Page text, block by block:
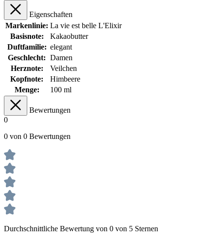
Eigenschaften
Markenlinie: La vie est belle L'Elixir
Basisnote:
Kakaobutter
Duftfamilie: elegant
Geschlecht: Damen
Herznote:
Veilchen
Kopfnote:
Himbeere
Menge:
100 ml
Bewertungen
0
0 von 0 Bewertungen
Durchschnittliche Bewertung von 0 von 5 Sternen